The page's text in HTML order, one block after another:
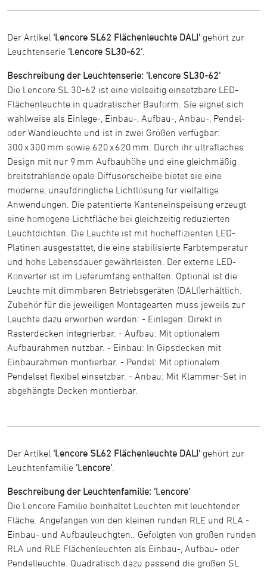
Der Artikel 'l.encore SL62 Flächenleuchte DALI' gehört zur
Leuchtenserie 'l.encore SL30-62'
Beschreibung der Leuchtenserie: 'l.encore SL30-62'
Die l.encore SL 30-62 ist eine vielseitig einsetzbare LED-
Flächenleuchte in quadratischer Bauform. Sie eignet sich
wahlweise als Einlege-, Einbau-, Aufbau-, Anbau-, Pendel-
oder Wandleuchte und ist in zwei Größen verfügbar:
300 x 300 mm sowie 620 x 620 mm. Durch ihr ultraflaches
Design mit nur 9 mm Aufbauhöhe und eine gleichmäßig
breitstrahlende opale Diffusorscheibe bietet sie eine
moderne, unaufdringliche Lichtlösung für vielfältige
Anwendungen. Die patentierte Kanteneinspeisung erzeugt
eine homogene Lichtfläche bei gleichzeitig reduzierten
Leuchtdichten. Die Leuchte ist mit hocheffizienten LED-
Platinen ausgestattet, die eine stabilisierte Farbtemperatur
und hohe Lebensdauer gewährleisten. Der externe LED-
Konverter ist im Lieferumfang enthalten. Optional ist die
Leuchte mit dimmbaren Betriebsgeräten (DALI)erhältlich.
Zubehör für die jeweiligen Montagearten muss jeweils zur
Leuchte dazu erworben werden: - Einlegen: Direkt in
Rasterdecken integrierbar. - Aufbau: Mit optionalem
Aufbaurahmen nutzbar. - Einbau: In Gipsdecken mit
Einbaurahmen montierbar. - Pendel: Mit optionalem
Pendelset flexibel einsetzbar. - Anbau: Mit Klammer-Set in
abgehängte Decken montierbar.
Der Artikel 'l.encore SL62 Flächenleuchte DALI' gehört zur
Leuchtenfamilie 'l.encore'
Beschreibung der Leuchtenfamilie: 'l.encore'
Die l.encore Familie beinhaltet Leuchten mit leuchtender
Fläche. Angefangen von den kleinen runden RLE und RLA -
Einbau- und Aufbauleuchgten.. Gefolgten von großen runden
RLA und RLE Flächenleuchten als Einbau-, Aufbau- oder
Pendelleuchte. Quadratisch dazu passend die großen SL